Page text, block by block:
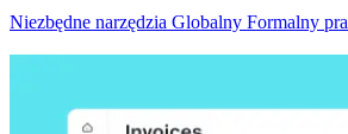
Niezbędne narzędzia Globalny Formalny